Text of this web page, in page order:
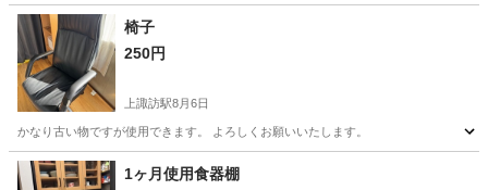
長野 松本市 島内駅
椅子
250円
上諏訪駅8月6日
かなり古い物ですが使用できます。 よろしくお願いいたします。
長野 諏訪市 上諏訪駅 椅子
1ヶ月使用食器棚